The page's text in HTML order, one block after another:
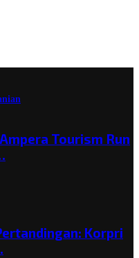
Tourism Run
Korpri